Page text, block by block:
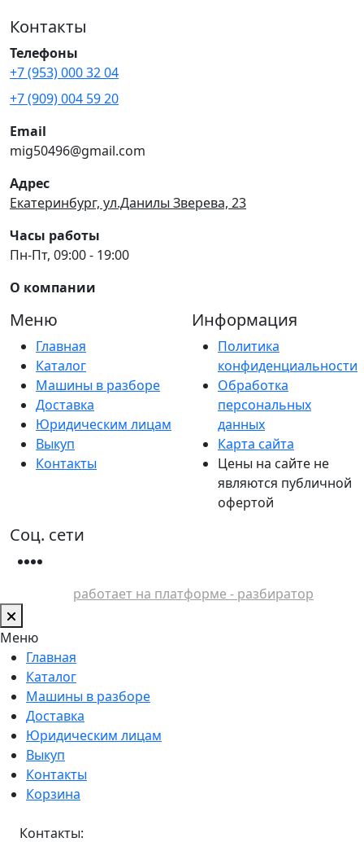
Контакты
Телефоны
+7 (953) 000 32 04
+7 (909) 004 59 20
Email
mig50496@gmail.com
Адрес
Екатеринбург, ул.Данилы Зверева, 23
Часы работы
Пн-Пт, 09:00 - 19:00
О компании
Меню
Главная
Каталог
Машины в разборе
Доставка
Юридическим лицам
Выкуп
Контакты
Информация
Политика
конфиденциальности
Обработка
персональных
данных
Карта сайта
Цены на сайте не
являются публичной
офертой
Соц. сети
работает на платформе - разбиратор
Меню
Главная
Каталог
Машины в разборе
Доставка
Юридическим лицам
Выкуп
Контакты
Корзина
Контакты: